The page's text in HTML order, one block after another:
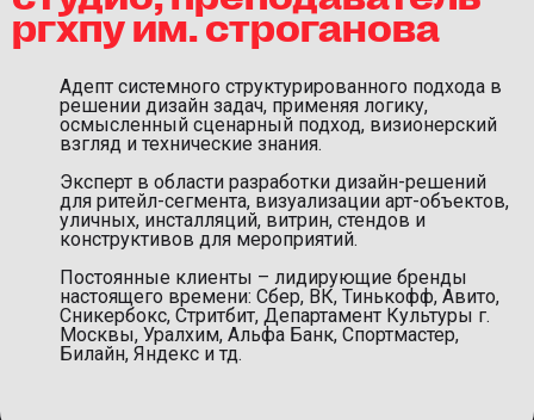
ргхпу им. строганова
Адепт системного структурированного подхода в
решении дизайн задач, применяя логику,
осмысленный сценарный подход, визионерский
взгляд и технические знания.
Эксперт в области разработки дизайн-решений
для ритейл-сегмента, визуализации арт-объектов,
уличных, инсталляций, витрин, стендов и
конструктивов для мероприятий.
Постоянные клиенты – лидирующие бренды
настоящего времени: Сбер, ВК, Тинькофф, Авито,
Сникербокс, Стритбит, Департамент Культуры г.
Москвы, Уралхим, Альфа Банк, Спортмастер,
Билайн, Яндекс и тд.